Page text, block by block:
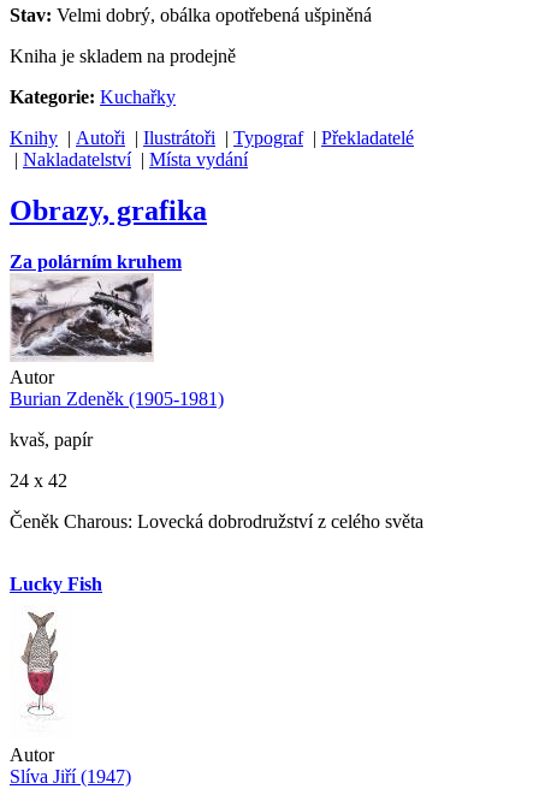
Stav: Velmi dobrý, obálka opotřebená ušpiněná
Kniha je skladem na prodejně
Kategorie: Kuchařky
Knihy | Autoři | Ilustrátoři | Typograf| Překladatelé
| Nakladatelství| Místa vydání
Obrazy, grafika
Za polárním kruhem
Autor
Burian Zdeněk (1905-1981)
kvaš, papír
24 x 42
Čeněk Charous: Lovecká dobrodružství z celého světa
Lucky Fish
Autor
Slíva Jiří (1947)